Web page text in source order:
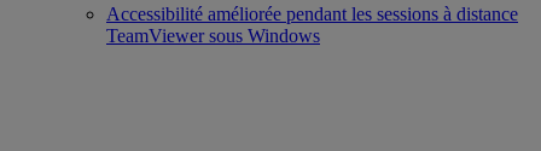
Accessibilité améliorée pendant les sessions à distance
TeamViewer sous Windows